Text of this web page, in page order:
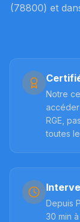
(78800) et
Notre
accéder
RGE,
toutes
Depuis
30 min